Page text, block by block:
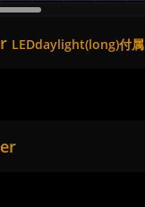
LEDdaylight(long)付属